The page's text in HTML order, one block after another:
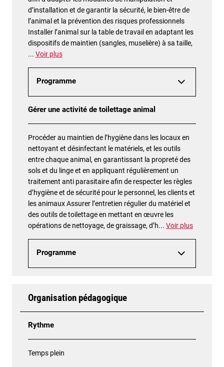
d’installation et de garantir la sécurité, le bien-être de
l’animal et la prévention des risques professionnels
Installer l’animal sur la table de travail en adaptant les
dispositifs de maintien (sangles, muselière) à sa taille,
... Voir plus
Programme
Gérer une activité de toilettage animal
Procéder au maintien de l’hygiène dans les locaux en
nettoyant et désinfectant le matériels, et les outils
entre chaque animal, en garantissant la propreté des
sols et du linge et en appliquant régulièrement un
traitement anti parasitaire afin de respecter les règles
d’hygiène et de sécurité pour le personnel, les clients et
les animaux Assurer l’entretien régulier du matériel et
des outils de toilettage en mettant en œuvre les
opérations de nettoyage, de graissage, d’h... Voir plus
Programme
Organisation pédagogique
Rythme
Temps plein